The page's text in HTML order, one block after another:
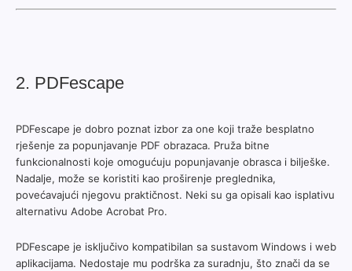
2. PDFescape
PDFescape je dobro poznat izbor za one koji traže besplatno
rješenje za popunjavanje PDF obrazaca. Pruža bitne
funkcionalnosti koje omogućuju popunjavanje obrasca i bilješke.
Nadalje, može se koristiti kao proširenje preglednika,
povećavajući njegovu praktičnost. Neki su ga opisali kao isplativu
alternativu Adobe Acrobat Pro.
PDFescape je isključivo kompatibilan sa sustavom Windows i web
aplikacijama. Nedostaje mu podrška za suradnju, što znači da se